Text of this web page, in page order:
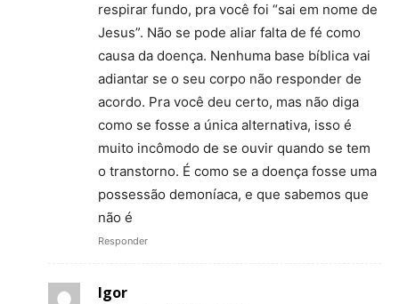
respirar fundo, pra você foi “sai em nome de
Jesus”. Não se pode aliar falta de fé como
causa da doença. Nenhuma base bíblica vai
adiantar se o seu corpo não responder de
acordo. Pra você deu certo, mas não diga
como se fosse a única alternativa, isso é
muito incômodo de se ouvir quando se tem
o transtorno. É como se a doença fosse uma
possessão demoníaca, e que sabemos que
não é
Responder
Igor